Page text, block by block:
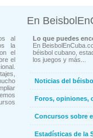
al
la
el
el
En
Lo que puedes
En
béisbol cubano,
los juegos y más...
Noticias del
Foros, opiniones,
Concursos sobre
Estadísticas de la